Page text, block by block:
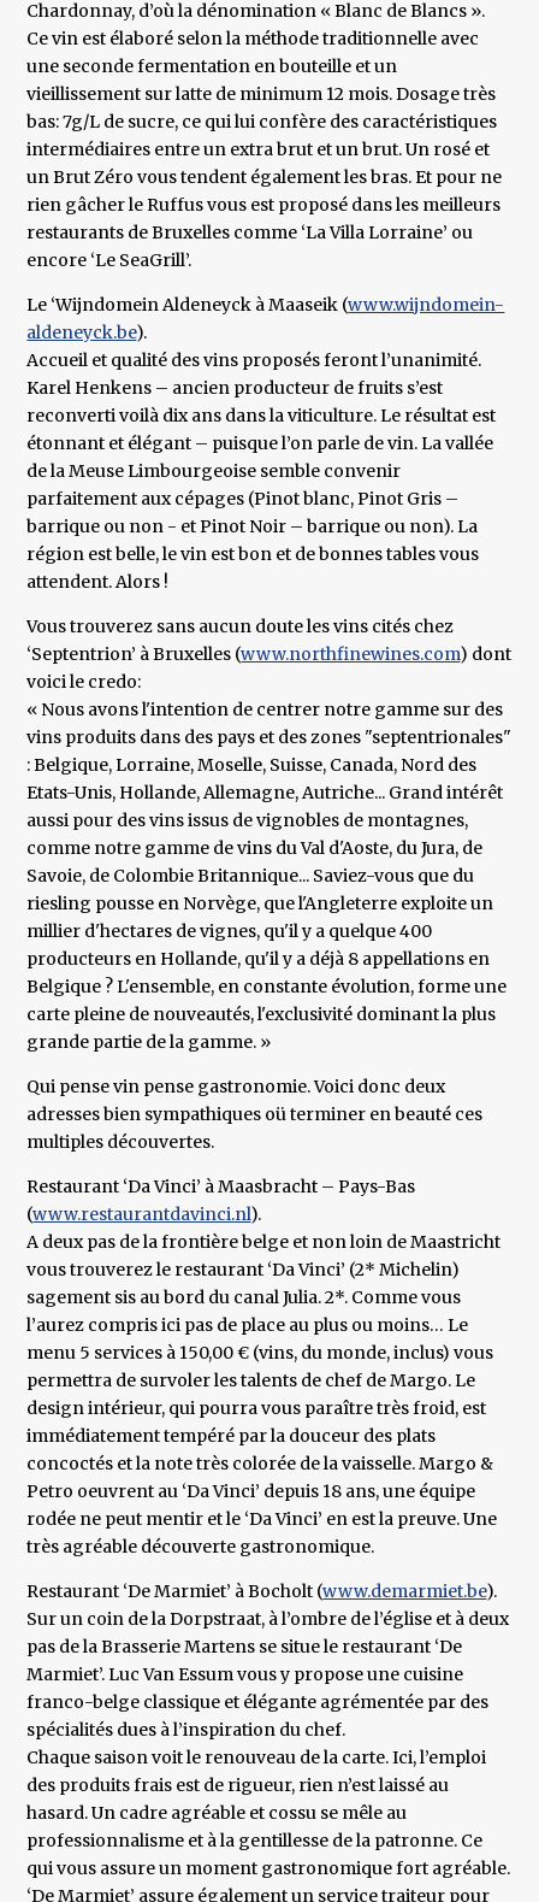
Chardonnay, d’où la dénomination « Blanc de Blancs ».
Ce vin est élaboré selon la méthode traditionnelle avec
une seconde fermentation en bouteille et un
vieillissement sur latte de minimum 12 mois. Dosage très
bas: 7g/L de sucre, ce qui lui confère des caractéristiques
intermédiaires entre un extra brut et un brut. Un rosé et
un Brut Zéro vous tendent également les bras. Et pour ne
rien gâcher le Ruffus vous est proposé dans les meilleurs
restaurants de Bruxelles comme ‘La Villa Lorraine’ ou
encore ‘Le SeaGrill’.
Le ‘Wijndomein Aldeneyck à Maaseik (www.wijndomein-
aldeneyck.be).
Accueil et qualité des vins proposés feront l’unanimité.
Karel Henkens – ancien producteur de fruits s’est
reconverti voilà dix ans dans la viticulture. Le résultat est
étonnant et élégant – puisque l’on parle de vin. La vallée
de la Meuse Limbourgeoise semble convenir
parfaitement aux cépages (Pinot blanc, Pinot Gris –
barrique ou non - et Pinot Noir – barrique ou non). La
région est belle, le vin est bon et de bonnes tables vous
attendent. Alors !
Vous trouverez sans aucun doute les vins cités chez
‘Septentrion’ à Bruxelles (www.northfinewines.com) dont
voici le credo:
« Nous avons l'intention de centrer notre gamme sur des
vins produits dans des pays et des zones "septentrionales"
: Belgique, Lorraine, Moselle, Suisse, Canada, Nord des
Etats-Unis, Hollande, Allemagne, Autriche... Grand intérêt
aussi pour des vins issus de vignobles de montagnes,
comme notre gamme de vins du Val d'Aoste, du Jura, de
Savoie, de Colombie Britannique... Saviez-vous que du
riesling pousse en Norvège, que l'Angleterre exploite un
millier d'hectares de vignes, qu'il y a quelque 400
producteurs en Hollande, qu'il y a déjà 8 appellations en
Belgique ? L'ensemble, en constante évolution, forme une
carte pleine de nouveautés, l'exclusivité dominant la plus
grande partie de la gamme. »
Qui pense vin pense gastronomie. Voici donc deux
adresses bien sympathiques oü terminer en beauté ces
multiples découvertes.
Restaurant ‘Da Vinci’ à Maasbracht – Pays-Bas
(www.restaurantdavinci.nl).
A deux pas de la frontière belge et non loin de Maastricht
vous trouverez le restaurant ‘Da Vinci’ (2* Michelin)
sagement sis au bord du canal Julia. 2*. Comme vous
l’aurez compris ici pas de place au plus ou moins… Le
menu 5 services à 150,00 € (vins, du monde, inclus) vous
permettra de survoler les talents de chef de Margo. Le
design intérieur, qui pourra vous paraître très froid, est
immédiatement tempéré par la douceur des plats
concoctés et la note très colorée de la vaisselle. Margo &
Petro oeuvrent au ‘Da Vinci’ depuis 18 ans, une équipe
rodée ne peut mentir et le ‘Da Vinci’ en est la preuve. Une
très agréable découverte gastronomique.
Restaurant ‘De Marmiet’ à Bocholt (www.demarmiet.be).
Sur un coin de la Dorpstraat, à l’ombre de l’église et à deux
pas de la Brasserie Martens se situe le restaurant ‘De
Marmiet’. Luc Van Essum vous y propose une cuisine
franco-belge classique et élégante agrémentée par des
spécialités dues à l’inspiration du chef.
Chaque saison voit le renouveau de la carte. Ici, l’emploi
des produits frais est de rigueur, rien n’est laissé au
hasard. Un cadre agréable et cossu se mêle au
professionnalisme et à la gentillesse de la patronne. Ce
qui vous assure un moment gastronomique fort agréable.
‘De Marmiet’ assure également un service traiteur pour